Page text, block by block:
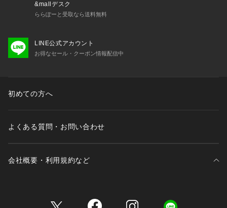
&mallデスク
ららぽーと受取なら送料無料
LINE公式アカウント
お得なセール・クーポン情報配信中
初めての方へ
よくある質問・お問い合わせ
会社概要・利用規約など